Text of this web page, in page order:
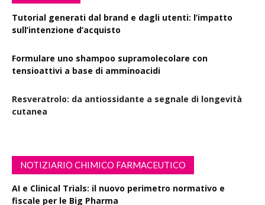
Tutorial generati dal brand e dagli utenti: l’impatto
sull’intenzione d’acquisto
Formulare uno shampoo supramolecolare con
tensioattivi a base di amminoacidi
Resveratrolo: da antiossidante a segnale di longevità
cutanea
NOTIZIARIO CHIMICO FARMACEUTICO
AI e Clinical Trials: il nuovo perimetro normativo e
fiscale per le Big Pharma